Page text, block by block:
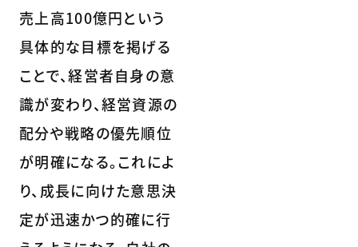
売上高100億円という
具体的な目標を掲げる
ことで、経営者自身の意
識が変わり、経営資源の
配分や戦略の優先順位
が明確になる。これによ
り、成長に向けた意思決
定が迅速かつ的確に行